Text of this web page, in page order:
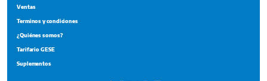
Suplementos